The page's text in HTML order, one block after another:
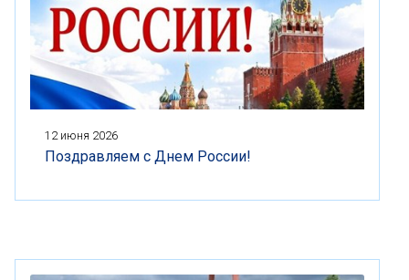
12 июня 2026
Поздравляем с Днем России!